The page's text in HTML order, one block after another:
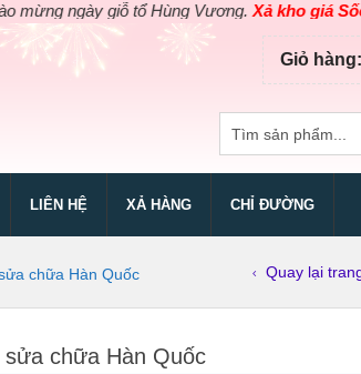
ngày giỗ tổ Hùng Vương.Xả kho giá Sốc bằng
Giỏ hàng:
LIÊN HỆ XẢ HÀNG CHỈ ĐƯỜNG
chữa Hàn Quốc Quay lại
chữa Hàn Quốc